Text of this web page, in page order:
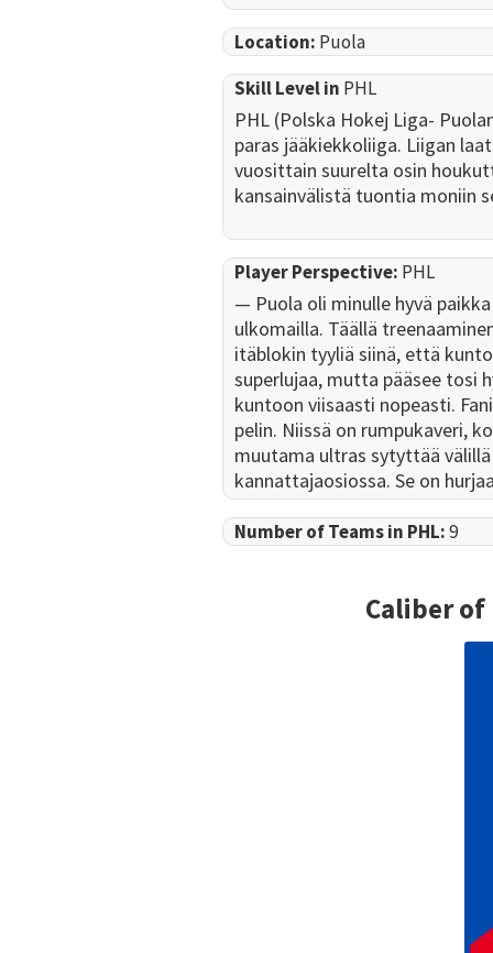
Location: Puola
Skill Level in PHL
PHL (Polska Hokej Liga-
paras jääkiekkoliiga. Liigan
vuosittain suurelta osin
kansainvälistä tuontia moniin
Player Perspective: PHL
— Puola oli minulle hyvä
ulkomailla. Täällä
itäblokin tyyliä siinä, että
superlujaa, mutta pääsee tosi
kuntoon viisaasti nopeasti.
pelin. Niissä on rumpukaveri,
muutama ultras sytyttää
kannattajaosiossa. Se on
Number of Teams in PHL:9
Caliber